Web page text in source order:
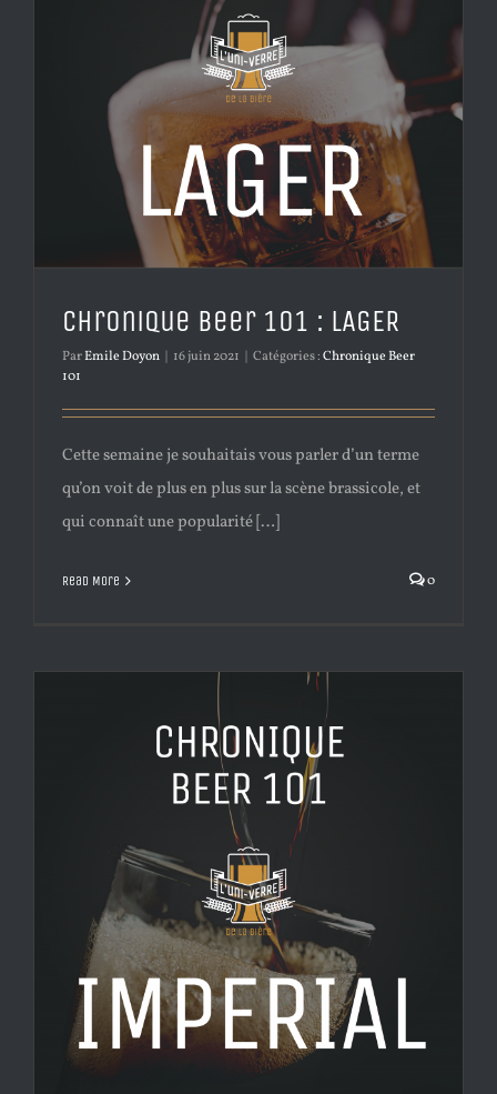
Chronique Beer 101 : LAGER
ParEmile Doyon 16 juin 2021 Catégories :Chronique Beer
101
Cette semaine je souhaitais vous parler d’un terme
qu’on voit de plus en plus sur la scène brassicole, et
qui connaît une popularité […]
Read More 0